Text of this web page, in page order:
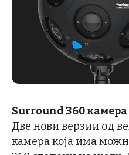
Surround 360 камера
Две нови верзии од
камера која има